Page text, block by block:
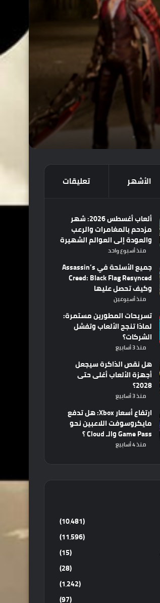
الأشهر تعليقات
ألعاب أغسطس 2026: شهر
مزدحم بالمغامرات والرعب
والعودة إلى العوالم الشهيرة
منذ أسبوع واحد
جميع الأسلحة في Assassin’s
Creed: Black Flag Resynced
وكيف تحصل عليها
منذ أسبوعين
تسريحات المطورين مستمرة:
لماذا تنجح الألعاب وتفشل
الشركات؟
منذ 3 أسابيع
هل نقص الذاكرة سيجعل
أجهزة الألعاب أغلى حتى
2028؟
منذ 3 أسابيع
ارتفاع أسعار Xbox: هل تدفع
مايكروسوفت اللاعبين نحو
Game Pass والـ Cloud ؟
منذ 4 أسابيع
(10٬481)
(11٬596)
(15)
(28)
(1٬242)
(97)